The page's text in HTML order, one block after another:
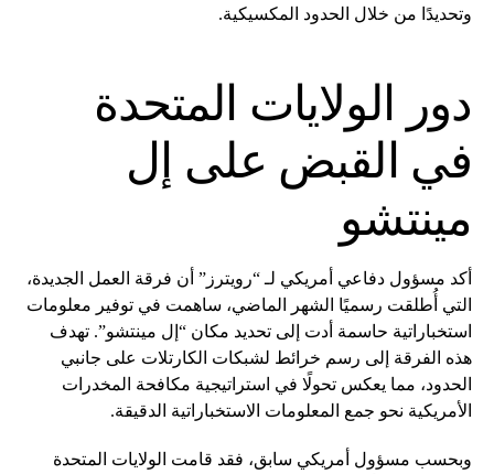
وتحديدًا من خلال الحدود المكسيكية.
دور الولايات المتحدة
في القبض على إل
مينتشو
أكد مسؤول دفاعي أمريكي لـ “رويترز” أن فرقة العمل الجديدة،
التي أُطلقت رسميًا الشهر الماضي، ساهمت في توفير معلومات
استخباراتية حاسمة أدت إلى تحديد مكان “إل مينتشو”. تهدف
هذه الفرقة إلى رسم خرائط لشبكات الكارتلات على جانبي
الحدود، مما يعكس تحولًا في استراتيجية مكافحة المخدرات
الأمريكية نحو جمع المعلومات الاستخباراتية الدقيقة.
وبحسب مسؤول أمريكي سابق، فقد قامت الولايات المتحدة